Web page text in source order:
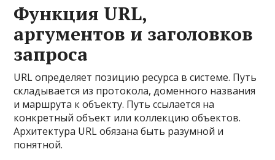
Функция URL,
аргументов и заголовков
запроса
URL определяет позицию ресурса в системе. Путь
складывается из протокола, доменного названия
и маршрута к объекту. Путь ссылается на
конкретный объект или коллекцию объектов.
Архитектура URL обязана быть разумной и
понятной.